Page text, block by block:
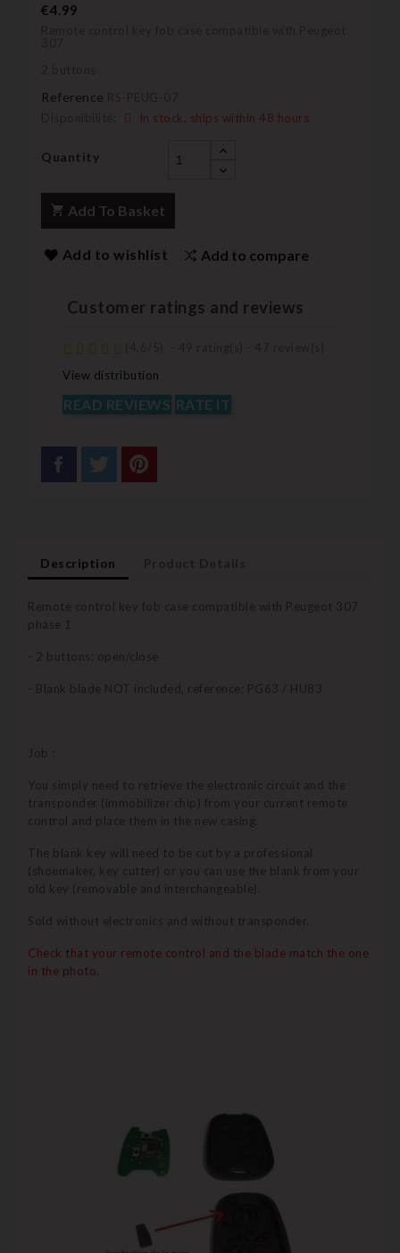
€4.99
Reference
In stock, ships within 48 hours
Quantity
Add To Basket
Add to wishlist Add to compare
Customer ratings and reviews
View distribution
READ REVIEWS RATE IT
Description
Remote control key fob case compatible with Peugeot 307
phase 1
- 2 buttons: open/close
- Blank blade NOT included, reference: PG63 / HU83
Job :
You simply need to retrieve the electronic circuit and the
transponder (immobilizer chip) from your current remote
control and place them in the new casing.
The blank key will need to be cut by a professional
(shoemaker, key cutter) or you can use the blank from your
old key (removable and interchangeable).
Sold without electronics and without transponder.
Check that your remote control and the blade match the one
in the photo.